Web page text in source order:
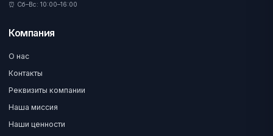
⏰ Сб–Вс: 10:00–16:00
Компания
О нас
Контакты
Реквизиты компании
Наша миссия
Наши ценности